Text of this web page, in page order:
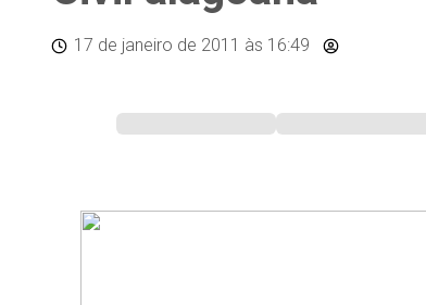
17 de janeiro de 2011 às 16:49